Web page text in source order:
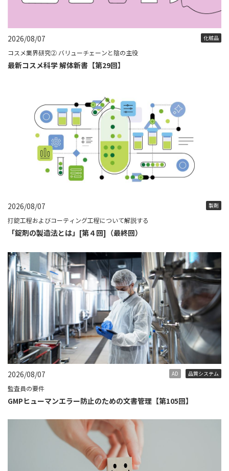
2026/08/07 化粧品
コスメ業界研究② バリューチェーンと陰の主役
最新コスメ科学 解体新書【第29回】
2026/08/07 製剤
打錠工程およびコーティング工程について解説する
「錠剤の製造法とは」[第４回]（最終回）
2026/08/07 AD 品質システム
監査員の要件
GMPヒューマンエラー防止のための文書管理【第105回】